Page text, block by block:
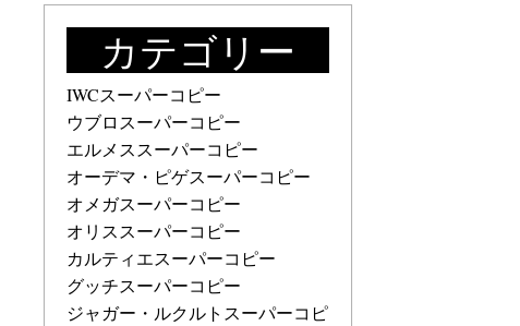
カテゴリー
IWCスーパーコピー
ウブロスーパーコピー
エルメススーパーコピー
オーデマ・ピゲスーパーコピー
オメガスーパーコピー
オリススーパーコピー
カルティエスーパーコピー
グッチスーパーコピー
ジャガー・ルクルトスーパーコピ